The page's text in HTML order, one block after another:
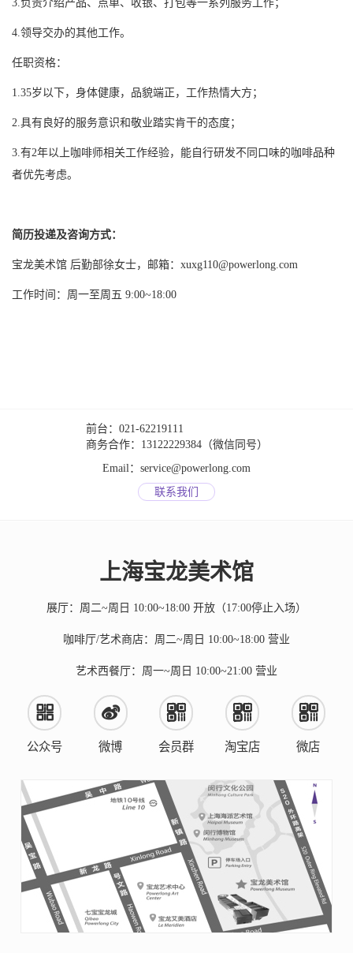
3.负责介绍产品、点单、收银、打包等一系列服务工作；
4.领导交办的其他工作。
任职资格：
1.35岁以下，身体健康，品貌端正，工作热情大方；
2.具有良好的服务意识和敬业踏实肯干的态度；
3.有2年以上咖啡师相关工作经验，能自行研发不同口味的咖啡品种
者优先考虑。
简历投递及咨询方式：
宝龙美术馆 后勤部徐女士， 邮箱：xuxg110@powerlong.com
工作时间：周一至周五 9:00~18:00
前台：021-62219111
商务合作：13122229384（微信同号）
Email：service@powerlong.com
联系我们
上海宝龙美术馆
展厅：周二~周日 10:00~18:00 开放（17:00停止入场）
咖啡厅/艺术商店：周二~周日 10:00~18:00 营业
艺术西餐厅：周一~周日 10:00~21:00 营业
公众号 微博 会员群 淘宝店 微店